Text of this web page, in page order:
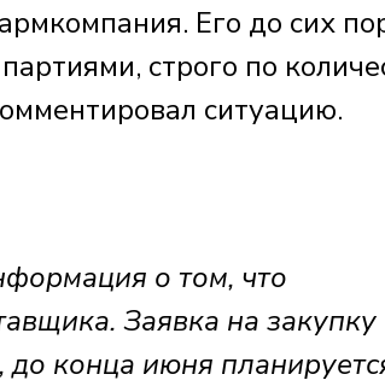
Его до сих
строго по
ситуацию.
о том, что
Заявка на закупку
до конца июня